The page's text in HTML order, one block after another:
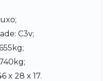
C3v;
x 28 x 17.